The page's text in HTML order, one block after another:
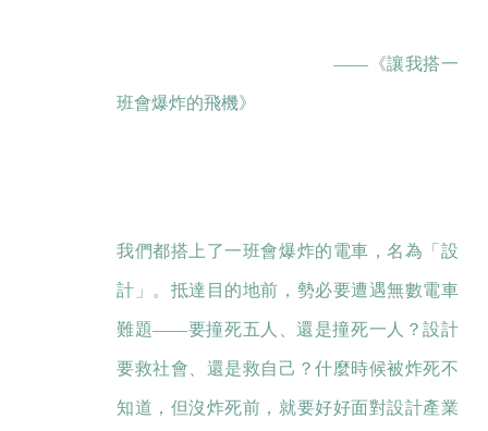
——《讓我搭一
班會爆炸的飛機》
我們都搭上了一班會爆炸的電車，名為「設
計」。抵達目的地前，勢必要遭遇無數電車
難題——要撞死五人、還是撞死一人？設計
要救社會、還是救自己？什麼時候被炸死不
知道，但沒炸死前，就要好好面對設計產業